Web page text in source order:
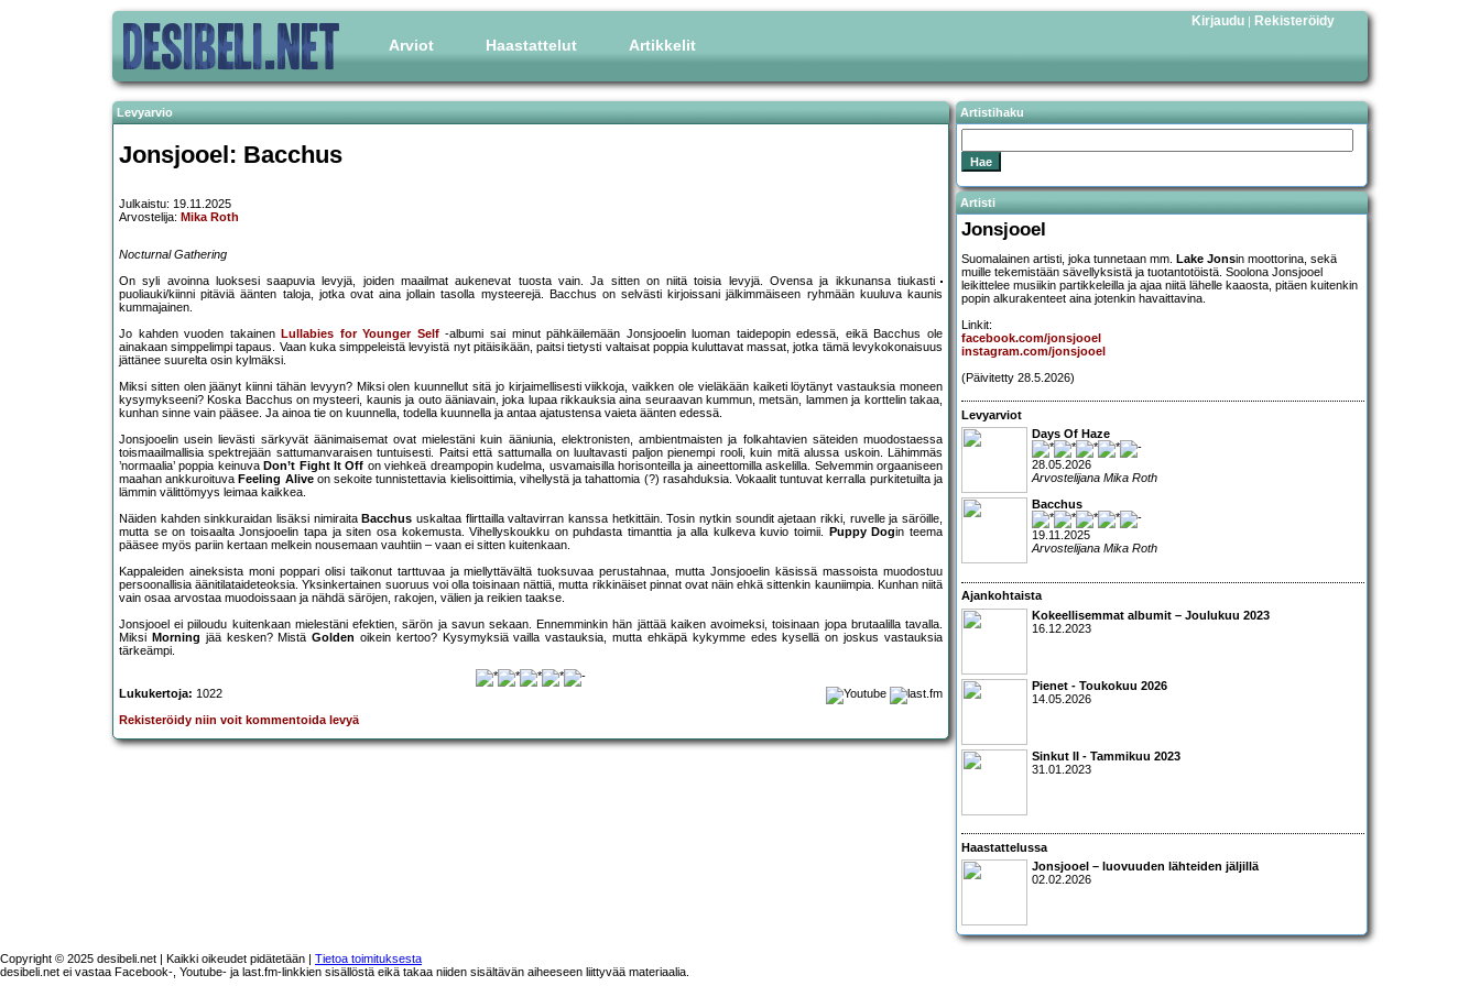
Arviot Haastattelut Artikkelit
Kirjaudu | Rekisteröidy
Levyarvio
Jonsjooel: Bacchus
Julkaistu: 19.11.2025
Arvostelija: Mika Roth
Nocturnal Gathering
On syli avoinna luoksesi saapuvia levyjä, joiden maailmat aukenevat tuosta vain. Ja sitten on niitä toisia levyjä. Ovensa ja ikkunansa tiukasti
puoliauki/kiinni pitäviä äänten taloja, jotka ovat aina jollain tasolla mysteerejä. Bacchus on selvästi kirjoissani jälkimmäiseen ryhmään kuuluva kaunis
kummajainen.
Jo kahden vuoden takainen Lullabies for Younger Self-albumi sai minut pähkäilemään Jonsjooelin luoman taidepopin edessä, eikä Bacchus ole
ainakaan simppelimpi tapaus. Vaan kuka simppeleistä levyistä nyt pitäisikään, paitsi tietysti valtaisat poppia kuluttavat massat, jotka tämä levykokonaisuus
jättänee suurelta osin kylmäksi.
Miksi sitten olen jäänyt kiinni tähän levyyn? Miksi olen kuunnellut sitä jo kirjaimellisesti viikkoja, vaikken ole vieläkään kaiketi löytänyt vastauksia moneen
kysymykseeni? Koska Bacchus on mysteeri, kaunis ja outo ääniavain, joka lupaa rikkauksia aina seuraavan kummun, metsän, lammen ja korttelin takaa,
kunhan sinne vain pääsee. Ja ainoa tie on kuunnella, todella kuunnella ja antaa ajatustensa vaieta äänten edessä.
Jonsjooelin usein lievästi särkyvät äänimaisemat ovat mielestäni kuin ääniunia, elektronisten, ambientmaisten ja folkahtavien säteiden muodostaessa
toismaailmallisia spektrejään sattumanvaraisen tuntuisesti. Paitsi että sattumalla on luultavasti paljon pienempi rooli, kuin mitä alussa uskoin. Lähimmäs
’normaalia’ poppia keinuva Don’t Fight It Off on viehkeä dreampopin kudelma, usvamaisilla horisonteilla ja aineettomilla askelilla. Selvemmin orgaaniseen
maahan ankkuroituva Feeling Aliveon sekoite tunnistettavia kielisoittimia, vihellystä ja tahattomia (?) rasahduksia. Vokaalit tuntuvat kerralla purkitetuilta ja
lämmin välittömyys leimaa kaikkea.
Näiden kahden sinkkuraidan lisäksi nimiraita Bacchus uskaltaa flirttailla valtavirran kanssa hetkittäin. Tosin nytkin soundit ajetaan rikki, ruvelle ja säröille,
mutta se on toisaalta Jonsjooelin tapa ja siten osa kokemusta. Vihellyskoukku on puhdasta timanttia ja alla kulkeva kuvio toimii.
Puppy Dogin teema
pääsee myös pariin kertaan melkein nousemaan vauhtiin – vaan ei sitten kuitenkaan.
Kappaleiden aineksista moni poppari olisi taikonut tarttuvaa ja miellyttävältä tuoksuvaa perustahnaa, mutta Jonsjooelin käsissä massoista muodostuu
persoonallisia äänitilataideteoksia. Yksinkertainen suoruus voi olla toisinaan nättiä, mutta rikkinäiset pinnat ovat näin ehkä sittenkin kauniimpia. Kunhan niitä
vain osaa arvostaa muodoissaan ja nähdä säröjen, rakojen, välien ja reikien taakse.
Jonsjooel ei piiloudu kuitenkaan mielestäni efektien, särön ja savun sekaan. Ennemminkin hän jättää kaiken avoimeksi, toisinaan jopa brutaalilla tavalla.
Miksi Morning jää kesken? MistäGolden oikein kertoo? Kysymyksiä vailla vastauksia, mutta ehkäpä kykymme edes kysellä on joskus vastauksia
tärkeämpi.
Lukukertoja: 1022
Rekisteröidy niin voit kommentoida levyä
Artistihaku
Artisti
Jonsjooel
Suomalainen artisti, joka tunnetaan mm. Lake Jonsin moottorina, sekä
muille tekemistään sävellyksistä ja tuotantotöistä. Soolona Jonsjooel
leikittelee musiikin partikkeleilla ja ajaa niitä lähelle kaaosta, pitäen kuitenkin
popin alkurakenteet aina jotenkin havaittavina.
Linkit:
facebook.com/jonsjooel
instagram.com/jonsjooel
(Päivitetty 28.5.2026)
Levyarviot
Days Of Haze
28.05.2026
Arvostelijana Mika Roth
Bacchus
19.11.2025
Arvostelijana Mika Roth
Ajankohtaista
Kokeellisemmat albumit – Joulukuu 2023
16.12.2023
Pienet - Toukokuu 2026
14.05.2026
Sinkut II - Tammikuu 2023
31.01.2023
Haastattelussa
Jonsjooel – luovuuden lähteiden jäljillä
02.02.2026
Copyright © 2025 desibeli.net | Kaikki oikeudet pidätetään | Tietoa toimituksesta
desibeli.net ei vastaa Facebook-, Youtube- ja last.fm-linkkien sisällöstä eikä takaa niiden sisältävän aiheeseen liittyvää materiaalia.